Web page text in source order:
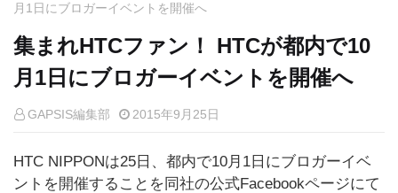
月1日にブロガーイベントを開催へ
集まれHTCファン！ HTCが都内で10
月1日にブロガーイベントを開催へ
GAPSIS編集部 2015年9月25日
HTC NIPPONは25日、都内で10月1日にブロガーイベ
ントを開催することを同社の公式Facebookページにて